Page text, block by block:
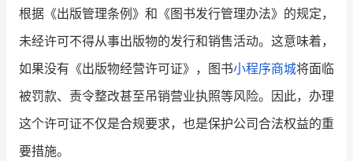
根据《出版管理条例》和《图书发行管理办法》的规定，
未经许可不得从事出版物的发行和销售活动。这意味着，
如果没有《出版物经营许可证》，图书小程序商城将面临
被罚款、责令整改甚至吊销营业执照等风险。因此，办理
这个许可证不仅是合规要求，也是保护公司合法权益的重
要措施。